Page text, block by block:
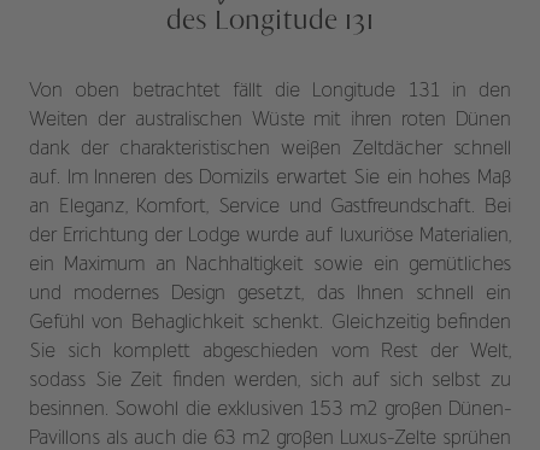
des Longitude 131
Von oben betrachtet fällt die Longitude 131 in den
Weiten der australischen Wüste mit ihren roten Dünen
dank der charakteristischen weißen Zeltdächer schnell
auf. Im Inneren des Domizils erwartet Sie ein hohes Maß
an Eleganz, Komfort, Service und Gastfreundschaft. Bei
der Errichtung der Lodge wurde auf luxuriöse Materialien,
ein Maximum an Nachhaltigkeit sowie ein gemütliches
und modernes Design gesetzt, das Ihnen schnell ein
Gefühl von Behaglichkeit schenkt. Gleichzeitig befinden
Sie sich komplett abgeschieden vom Rest der Welt,
sodass Sie Zeit finden werden, sich auf sich selbst zu
besinnen. Sowohl die exklusiven 153 m2 großen Dünen-
Pavillons als auch die 63 m2 großen Luxus-Zelte sprühen